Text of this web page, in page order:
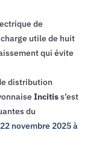
de
utile de huit
qui évite
distribution
Incitiss’est
du
novembre 2025 à